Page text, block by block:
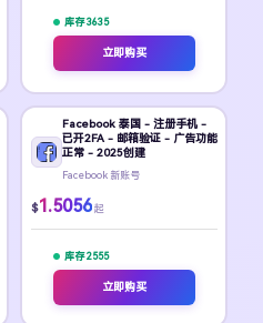
库存 3635
立即购买
Facebook 泰国 - 注册手机 -
已开2FA - 邮箱验证 - 广告功能
正常 - 2025创建
Facebook 新账号
$1.5056 起
库存 2555
立即购买